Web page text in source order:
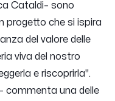
Cataldi– sono
progetto che si ispira
del valore delle
viva del nostro
e riscoprirla".
commenta una delle